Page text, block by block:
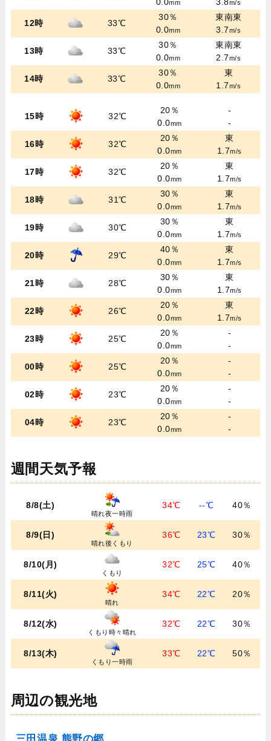
0.0mm
3.8m/s
12時 33℃
30％
0.0mm
東南東
3.7m/s
13時 33℃
30％
0.0mm
東南東
2.7m/s
14時 33℃
30％
0.0mm
東
1.7m/s
15時 32℃
20％
0.0mm
-
-
16時 32℃
20％
0.0mm
東
1.7m/s
17時 32℃
20％
0.0mm
東
1.7m/s
18時 31℃
30％
0.0mm
東
1.7m/s
19時 30℃
30％
0.0mm
東
1.7m/s
20時 29℃
40％
0.0mm
東
1.7m/s
21時 28℃
30％
0.0mm
東
1.7m/s
22時 26℃
20％
0.0mm
東
1.7m/s
23時 25℃
20％
0.0mm
-
-
00時 25℃
20％
0.0mm
-
-
02時 23℃
20％
0.0mm
-
-
04時 23℃
20％
0.0mm
-
-
週間天気予報
8/8(土)
晴れ夜一時雨
34℃ --℃ 40％
8/9(日)
晴れ後くもり
36℃ 23℃ 30％
8/10(月)
くもり
32℃ 25℃ 40％
8/11(火)
晴れ
34℃ 22℃ 20％
8/12(水)
くもり時々晴れ
32℃ 22℃ 30％
8/13(木)
くもり一時雨
33℃ 22℃ 50％
周辺の観光地
三田温泉 熊野の郷